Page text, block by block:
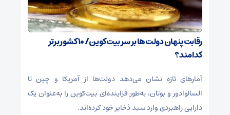
رقابت پنهان دولت‌ها بر سر بیت‌کوین/ ۱۰ کشور برتر
کدامند؟
آمارهای تازه نشان می‌دهد دولت‌ها از آمریکا و چین تا
السالوادور و بوتان، به‌طور فزاینده‌ای بیت‌کوین را به‌عنوان یک
دارایی راهبردی وارد سبد ذخایر خود کرده‌اند.